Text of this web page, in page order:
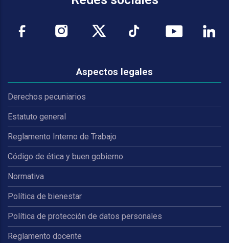
Aspectos legales
Derechos pecuniarios
Estatuto general
Reglamento Interno de Trabajo
Código de ética y buen gobierno
Normativa
Política de bienestar
Política de protección de datos personales
Reglamento docente